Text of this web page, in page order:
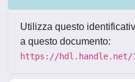
Utilizza questo
a questo documento:
https://hdl.handle.net/